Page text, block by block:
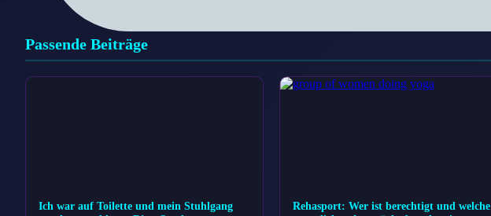
Passende Beiträge
Ich war auf Toilette und mein Stuhlgang
Rehasport: Wer ist berechtigt und welche